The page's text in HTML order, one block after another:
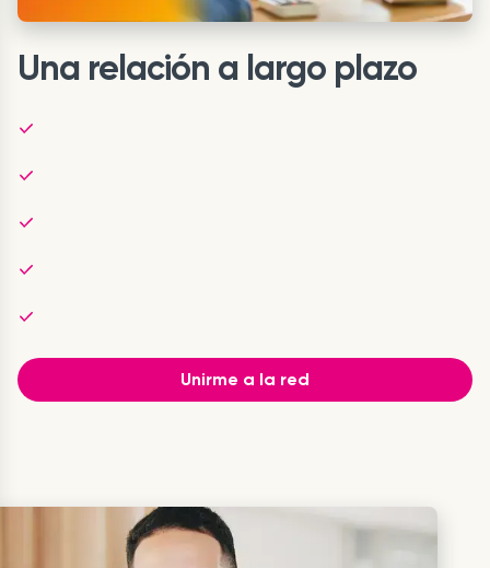
Una relación a largo plazo
Unirme a la red